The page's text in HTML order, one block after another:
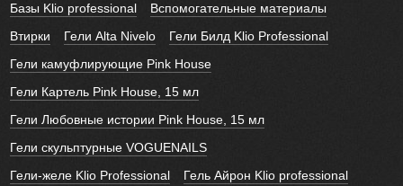
Базы Klio professional
Вспомогательные материалы
Втирки
Гели Alta Nivelo
Гели Билд Klio Professional
Гели камуфлирующие Pink House
Гели Картель Pink House, 15 мл
Гели Любовные истории Pink House, 15 мл
Гели скульптурные VOGUENAILS
Гели-желе Klio Professional
Гель Айрон Klio professional